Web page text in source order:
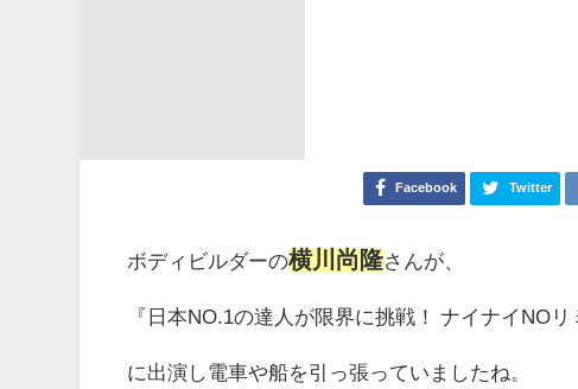
Facebook Twitter
ボディビルダーの横川尚隆さんが、
『日本NO.1の達人が限界に挑戦！ ナイナイNOリ
に出演し電車や船を引っ張っていましたね。